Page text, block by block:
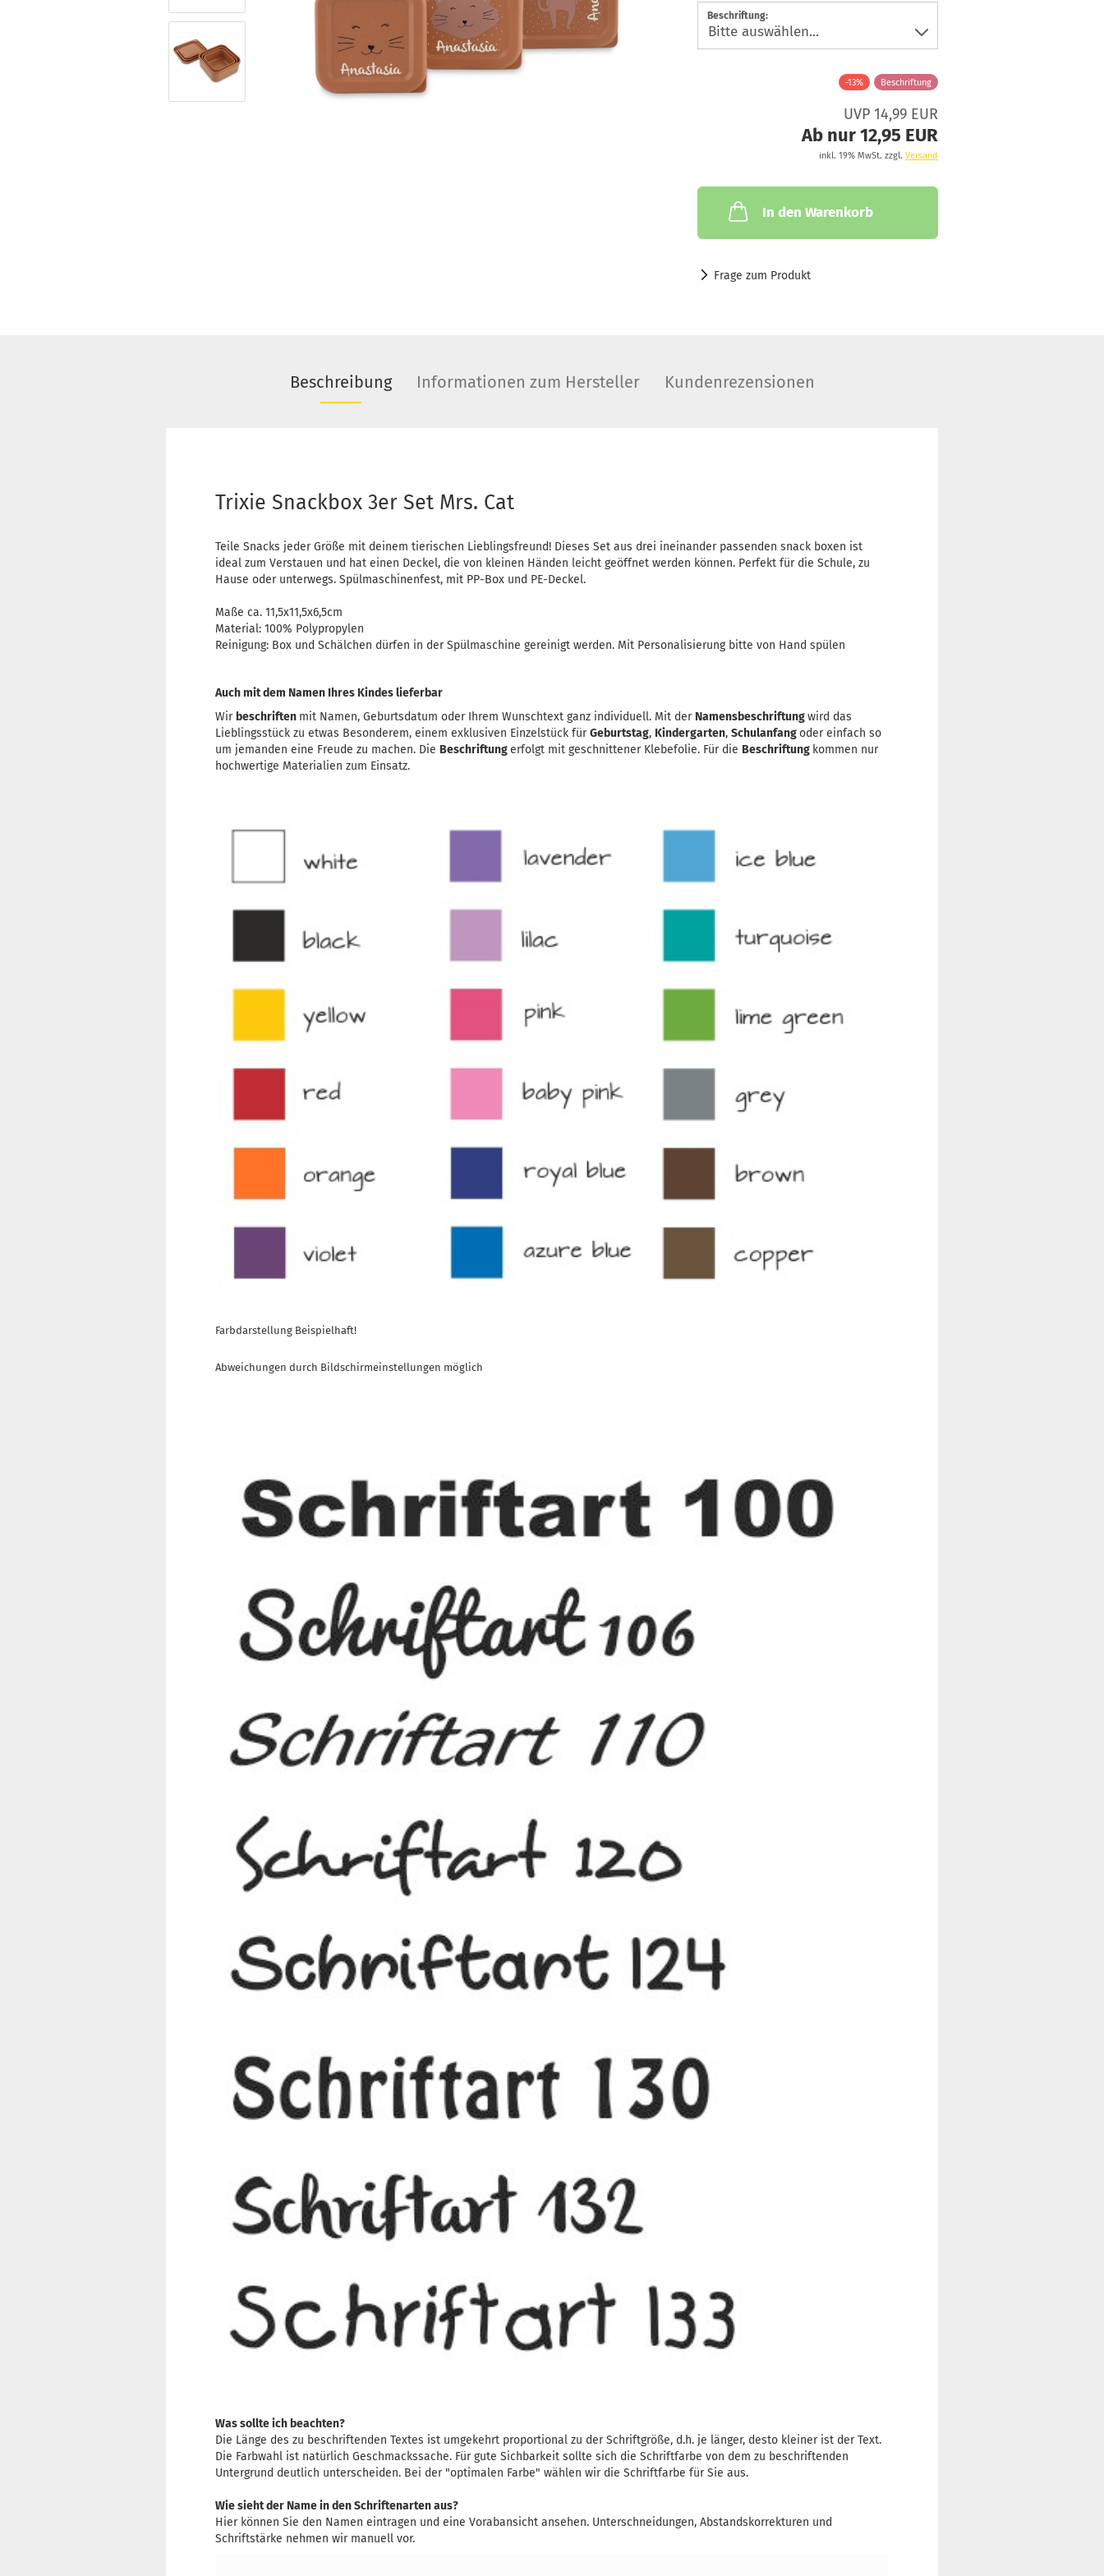
Beschriftung:
-13% Beschriftung
UVP 14,99 EUR
Ab nur 12,95 EUR
inkl. 19% MwSt. zzgl. Versand
In den Warenkorb
Frage zum Produkt
Beschreibung Informationen zum Hersteller Kundenrezensionen
Trixie Snackbox 3er Set Mrs. Cat
Teile Snacks jeder Größe mit deinem tierischen Lieblingsfreund! Dieses Set aus drei ineinander passenden snack boxen ist
ideal zum Verstauen und hat einen Deckel, die von kleinen Händen leicht geöffnet werden können. Perfekt für die Schule, zu
Hause oder unterwegs. Spülmaschinenfest, mit PP-Box und PE-Deckel.
Maße ca. 11,5x11,5x6,5cm
Material: 100% Polypropylen
Reinigung: Box und Schälchen dürfen in der Spülmaschine gereinigt werden. Mit Personalisierung bitte von Hand spülen
Auch mit dem Namen Ihres Kindes lieferbar
Wir beschriften mit Namen, Geburtsdatum oder Ihrem Wunschtext ganz individuell. Mit der Namensbeschriftungwird das
Lieblingsstück zu etwas Besonderem, einem exklusiven Einzelstück fürGeburtstag, Kindergarten, Schulanfangoder einfach so
um jemanden eine Freude zu machen. Die Beschriftungerfolgt mit geschnittener Klebefolie. Für die Beschriftung kommen nur
hochwertige Materialien zum Einsatz.
Farbdarstellung Beispielhaft!
Abweichungen durch Bildschirmeinstellungen möglich
Was sollte ich beachten?
Die Länge des zu beschriftenden Textes ist umgekehrt proportional zu der Schriftgröße, d.h. je länger, desto kleiner ist der Text.
Die Farbwahl ist natürlich Geschmackssache. Für gute Sichbarkeit sollte sich die Schriftfarbe von dem zu beschriftenden
Untergrund deutlich unterscheiden. Bei der "optimalen Farbe" wählen wir die Schriftfarbe für Sie aus.
Wie sieht der Name in den Schriftenarten aus?
Hier können Sie den Namen eintragen und eine Vorabansicht ansehen. Unterschneidungen, Abstandskorrekturen und
Schriftstärke nehmen wir manuell vor.